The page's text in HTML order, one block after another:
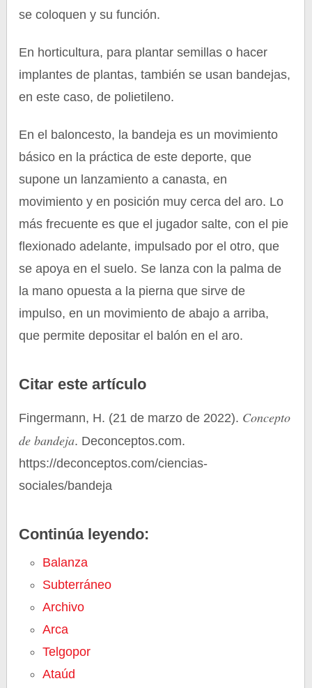
se coloquen y su función.
En horticultura, para plantar semillas o hacer
implantes de plantas, también se usan bandejas,
en este caso, de polietileno.
En el baloncesto, la bandeja es un movimiento
básico en la práctica de este deporte, que
supone un lanzamiento a canasta, en
movimiento y en posición muy cerca del aro. Lo
más frecuente es que el jugador salte, con el pie
flexionado adelante, impulsado por el otro, que
se apoya en el suelo. Se lanza con la palma de
la mano opuesta a la pierna que sirve de
impulso, en un movimiento de abajo a arriba,
que permite depositar el balón en el aro.
Citar este artículo
Fingermann, H. (21 de marzo de 2022). Concepto
de bandeja. Deconceptos.com.
https://deconceptos.com/ciencias-
sociales/bandeja
Continúa leyendo:
Balanza
Subterráneo
Archivo
Arca
Telgopor
Ataúd